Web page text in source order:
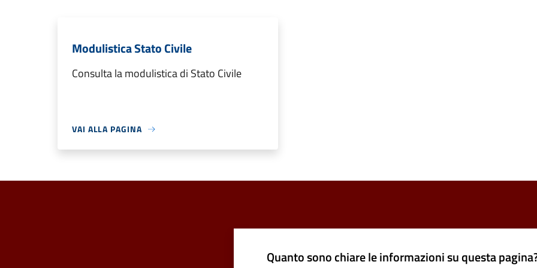
Modulistica Stato Civile
Consulta la modulistica di Stato Civile
VAI ALLA PAGINA
Quanto sono chiare le informazioni su questa